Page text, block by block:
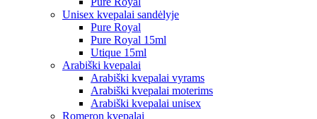
Unisex kvepalai sandėlyje
Pure Royal
Pure Royal 15ml
Utique 15ml
Arabiški kvepalai
Arabiški kvepalai vyrams
Arabiški kvepalai moterims
Arabiški kvepalai unisex
Romeron kvepalai